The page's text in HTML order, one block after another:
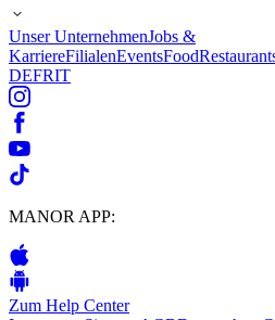
Unser UnternehmenJobs &
KarriereFilialenEventsFood
DEFRIT
MANOR APP:
Zum Help Center